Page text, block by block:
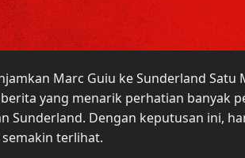
Marc Guiu ke Sunderland
yang menarik perhatian banyak
Sunderland. Dengan keputusan ini,
terlihat.